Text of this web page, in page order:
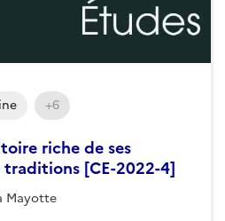
riche de ses
traditions [CE-2022-4]
Mayotte
+6